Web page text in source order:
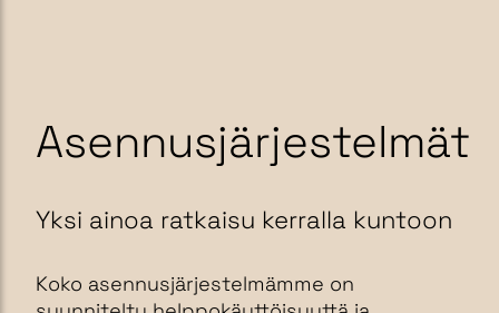
Asennusjärjestelmät
Yksi ainoa ratkaisu kerralla kuntoon
Koko asennusjärjestelmämme on